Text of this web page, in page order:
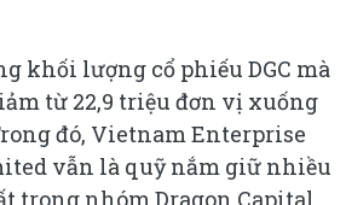
khối lượng cổ phiếu DGC mà
từ 22,9 triệu đơn vị xuống
đó, Vietnam Enterprise
vẫn là quỹ nắm giữ nhiều
trong nhóm Dragon Capital